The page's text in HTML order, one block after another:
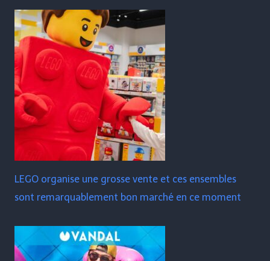
LEGO organise une grosse vente et ces ensembles
sont remarquablement bon marché en ce moment